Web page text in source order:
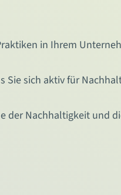
in Ihrem
Sie sich aktiv für
der Nachhaltigkeit und